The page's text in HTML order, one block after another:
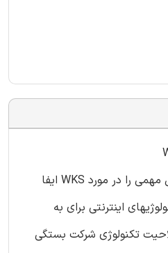
محتواهای تکنولوژیکی نقش مهمی را در مورد WKS ایفا
اینترنتی برای به
تکنولوژی شرکت بستگی